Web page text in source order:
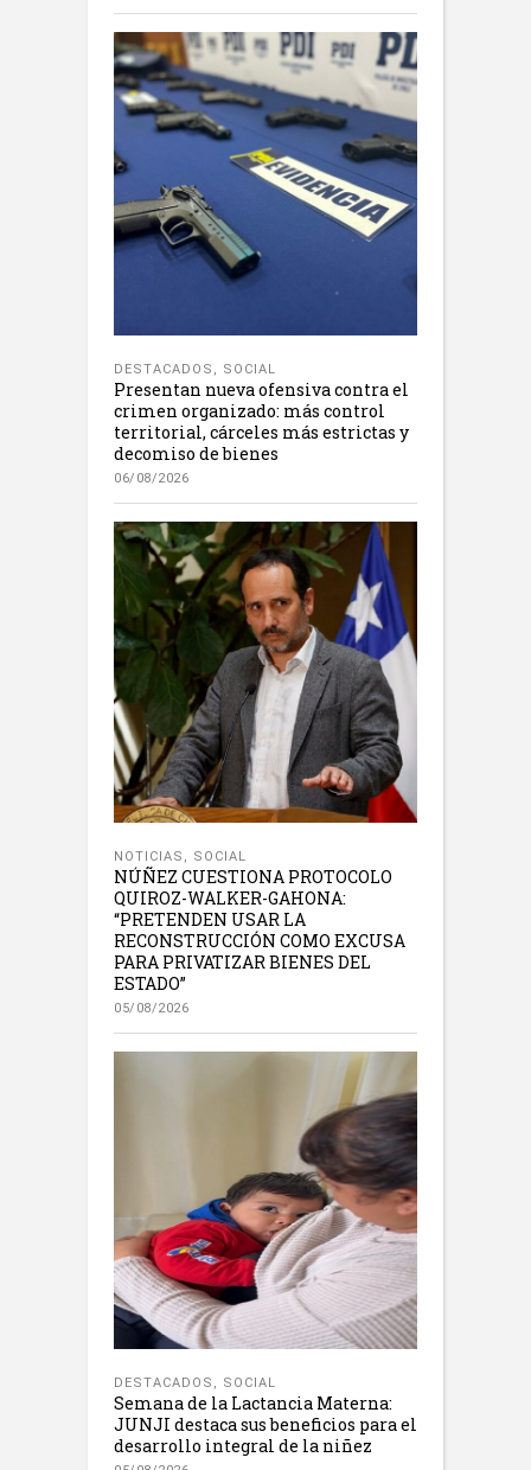
DESTACADOS , SOCIAL
Presentan nueva ofensiva contra el
crimen organizado: más control
territorial, cárceles más estrictas y
decomiso de bienes
06/08/2026
NOTICIAS , SOCIAL
NÚÑEZ CUESTIONA PROTOCOLO
QUIROZ-WALKER-GAHONA:
“PRETENDEN USAR LA
RECONSTRUCCIÓN COMO EXCUSA
PARA PRIVATIZAR BIENES DEL
ESTADO”
05/08/2026
DESTACADOS , SOCIAL
Semana de la Lactancia Materna:
JUNJI destaca sus beneficios para el
desarrollo integral de la niñez